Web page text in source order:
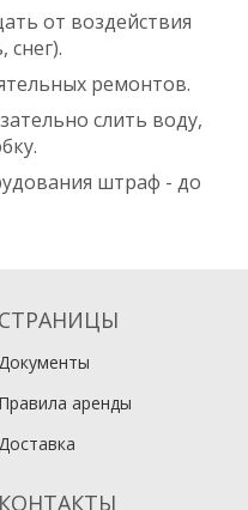
от воздействия
ремонтов.
слить воду,
штраф - до
СТРАНИЦЫ
Правила аренды
КОНТАКТЫ